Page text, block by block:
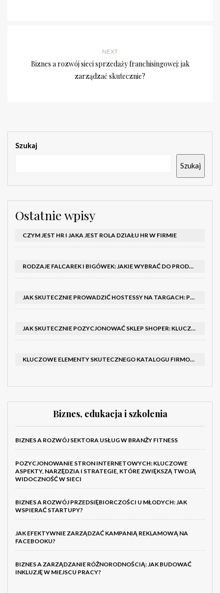
NEXT
Biznes a rozwój sieci sprzedaży franchisingowej: jak
zarządzać skutecznie?
Szukaj
Szukaj
Ostatnie wpisy
CZYM JEST HR I JAKA JEST ROLA DZIAŁU HR W FIRMIE
RODZAJE FALCAREK I BIGÓWEK: JAKIE WYBRAĆ DO PRODUKCJI?
JAK SKUTECZNIE PROWADZIĆ HOSTESSY NA TARGACH: PORADNIK I SZKOLENIA
JAK SKUTECZNIE POZYCJONOWAĆ SKLEP SHOPER: KLUCZOWE KROKI I STRATEGIE
KLUCZOWE ELEMENTY SKUTECZNEGO KATALOGU FIRMOWEGO I BROSZURY
Biznes, edukacja i szkolenia
BIZNES A ROZWÓJ SEKTORA USŁUG W BRANŻY FITNESS
POZYCJONOWANIE STRON INTERNETOWYCH: KLUCZOWE
ASPEKTY, NARZĘDZIA I STRATEGIE, KTÓRE ZWIĘKSZĄ TWOJĄ
WIDOCZNOŚĆ W SIECI
BIZNES A ROZWÓJ PRZEDSIĘBIORCZOŚCI U MŁODYCH: JAK
WSPIERAĆ STARTUPY?
JAK EFEKTYWNIE ZARZĄDZAĆ KAMPANIĄ REKLAMOWĄ NA
FACEBOOKU?
BIZNES A ZARZĄDZANIE RÓŻNORODNOŚCIĄ: JAK BUDOWAĆ
INKLUZJĘ W MIEJSCU PRACY?